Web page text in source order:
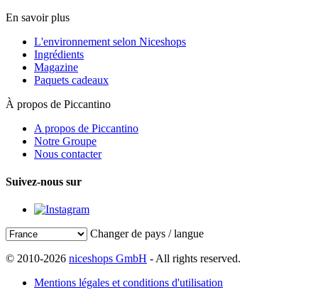
En savoir plus
L'environnement selon Niceshops
Ingrédients
Magazine
Paquets cadeaux
À propos de Piccantino
A propos de Piccantino
Notre Groupe
Nous contacter
Suivez-nous sur
Changer de pays / langue
© 2010-2026 niceshops GmbH - All rights reserved.
Mentions légales et conditions d'utilisation